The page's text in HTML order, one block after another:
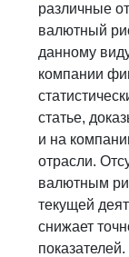
различные
валютный
данному
компании
статье,
и на
отрасли.
валютным
текущей
снижает